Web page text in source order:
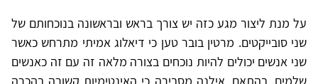
על מנת ליצור מגע כזה יש צורך בראש ובראשונה בנוכחותם של
שני סובייקטים. מרטין בובר טען כי דיאלוג אמיתי מתרחש כאשר
שני אנשים יכולים להיות נוכחים בצורה מלאה זה עם זה כאנשים
שלמים. בהתאם, אילנה מסבירה כי האינטימיות קשורה בהכרה